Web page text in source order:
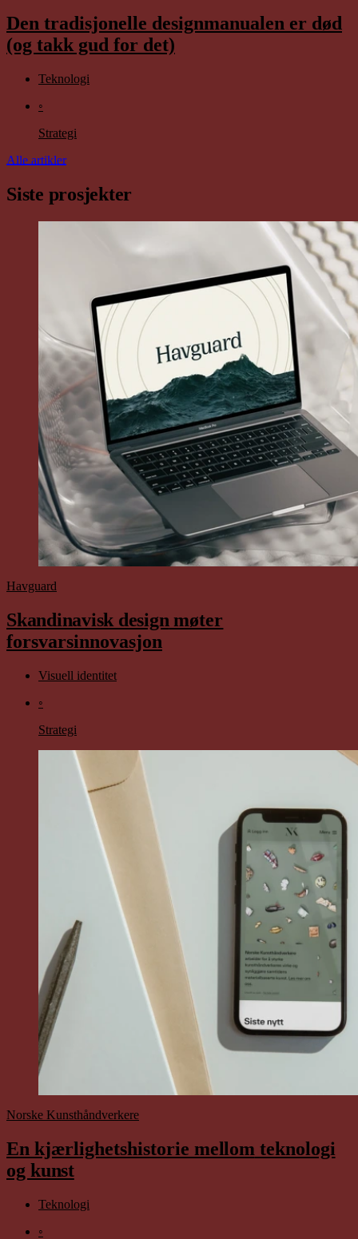
Den tradisjonelle designmanualen er død
(og takk gud for det)
Teknologi
◦
Strategi
Alle artikler
Siste prosjekter
Havguard
Skandinavisk design møter
forsvarsinnovasjon
Visuell identitet
◦
Strategi
Norske Kunsthåndverkere
En kjærlighetshistorie mellom teknologi
og kunst
Teknologi
◦